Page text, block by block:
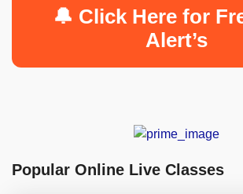
🔔 Click Here for
Alert’s
Popular Online Live Classes